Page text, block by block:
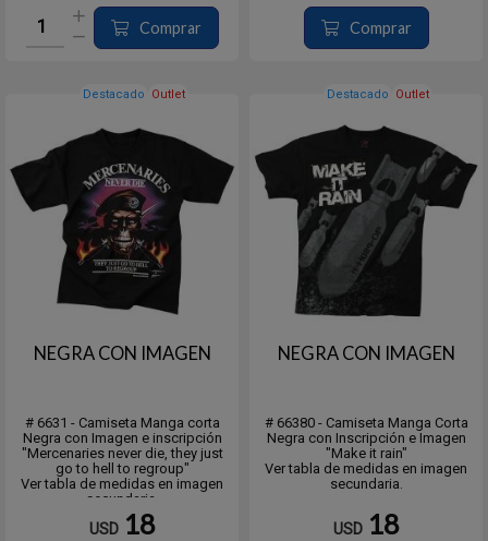
Comprar Comprar
Destacado Outlet
NEGRA CON IMAGEN
# 6631 - Camiseta Manga corta
Negra con Imagen e inscripción
"Mercenaries never die, they just
go to hell to regroup"
Ver tabla de medidas en imagen
secundaria.
USD 18
Destacado Outlet
NEGRA CON IMAGEN
# 66380 - Camiseta Manga Corta
Negra con Inscripción e Imagen
"Make it rain"
Ver tabla de medidas en imagen
secundaria.
USD 18